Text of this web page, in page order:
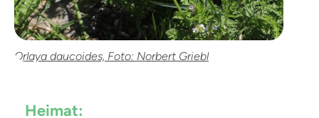
Orlaya daucoides, Foto: Norbert Griebl
Heimat: